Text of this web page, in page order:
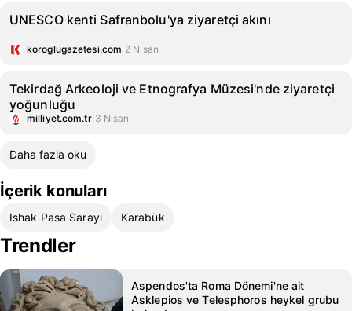
UNESCO kenti Safranbolu'ya ziyaretçi akını
koroglugazetesi.com 2 Nisan
Tekirdağ Arkeoloji ve Etnografya Müzesi'nde ziyaretçi
yoğunluğu
milliyet.com.tr 3 Nisan
Daha fazla oku
İçerik konuları
Ishak Pasa Sarayi Karabük
Trendler
Aspendos'ta Roma Dönemi'ne ait
Asklepios ve Telesphoros heykel grubu